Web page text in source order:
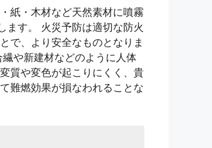
紙・木材など天然素材に噴霧
ます。 火災予防は適切な防火
で、より安全なものとなりま
や新建材などのように人体
質や変色が起こりにくく、貴
難燃効果が損なわれることな